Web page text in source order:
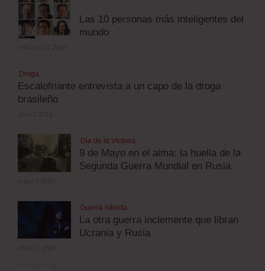
Las 10 personas más inteligentes del
mundo
Droga
Escalofriante entrevista a un capo de la droga
brasileño
Día de la Victoria
9 de Mayo en el alma: la huella de la
Segunda Guerra Mundial en Rusia
Guerra híbrida
La otra guerra inclemente que libran
Ucrania y Rusia